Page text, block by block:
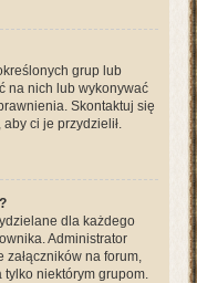
grup lub
na nich lub wykonywać
Skontaktuj się
ci je przydzielił.
dla każdego
Administrator
załączników na forum,
tylko niektórym grupom.